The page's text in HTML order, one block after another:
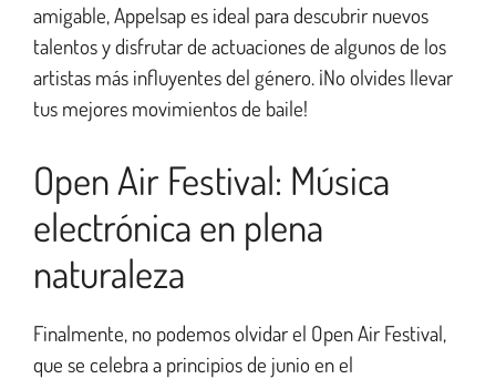
amigable, Appelsap es ideal para descubrir nuevos
talentos y disfrutar de actuaciones de algunos de los
artistas más influyentes del género. ¡No olvides llevar
tus mejores movimientos de baile!
Open Air Festival: Música
electrónica en plena
naturaleza
Finalmente, no podemos olvidar el Open Air Festival,
que se celebra a principios de junio en el